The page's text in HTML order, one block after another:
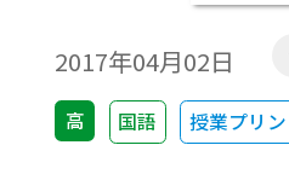
2017年04月02日
高 国語 授業プリ